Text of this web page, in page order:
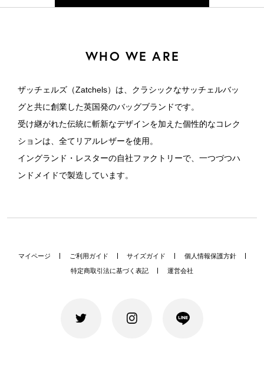
WHO WE ARE
ザッチェルズ（Zatchels）は、クラシックなサッチェルバッ
グと共に創業した英国発のバッグブランドです。
受け継がれた伝統に斬新なデザインを加えた個性的なコレク
ションは、全てリアルレザーを使用。
イングランド・レスターの自社ファクトリーで、一つづつハ
ンドメイドで製造しています。
マイページ ご利用ガイド サイズガイド 個人情報保護方針
特定商取引法に基づく表記 運営会社